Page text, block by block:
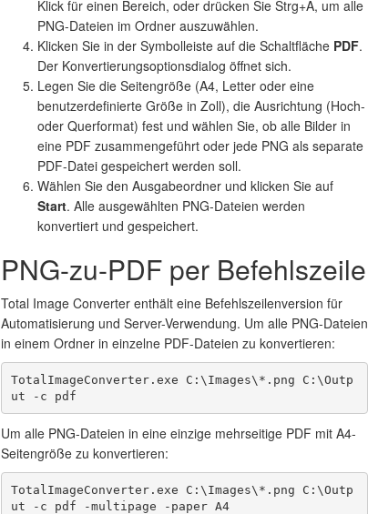
Klick für einen Bereich, oder drücken Sie Strg+A, um alle
PNG-Dateien im Ordner auszuwählen.
Klicken Sie in der Symbolleiste auf die Schaltfläche PDF.
Der Konvertierungsoptionsdialog öffnet sich.
Legen Sie die Seitengröße (A4, Letter oder eine
benutzerdefinierte Größe in Zoll), die Ausrichtung (Hoch-
oder Querformat) fest und wählen Sie, ob alle Bilder in
eine PDF zusammengeführt oder jede PNG als separate
PDF-Datei gespeichert werden soll.
Wählen Sie den Ausgabeordner und klicken Sie auf
Start. Alle ausgewählten PNG-Dateien werden
konvertiert und gespeichert.
PNG-zu-PDF per Befehlszeile
Total Image Converter enthält eine Befehlszeilenversion für
Automatisierung und Server-Verwendung. Um alle PNG-Dateien
in einem Ordner in einzelne PDF-Dateien zu konvertieren:
TotalImageConverter.exe C:\Images\*.png C:\Outp
ut -c pdf
Um alle PNG-Dateien in eine einzige mehrseitige PDF mit A4-
Seitengröße zu konvertieren:
TotalImageConverter.exe C:\Images\*.png C:\Outp
ut -c pdf -multipage -paper A4